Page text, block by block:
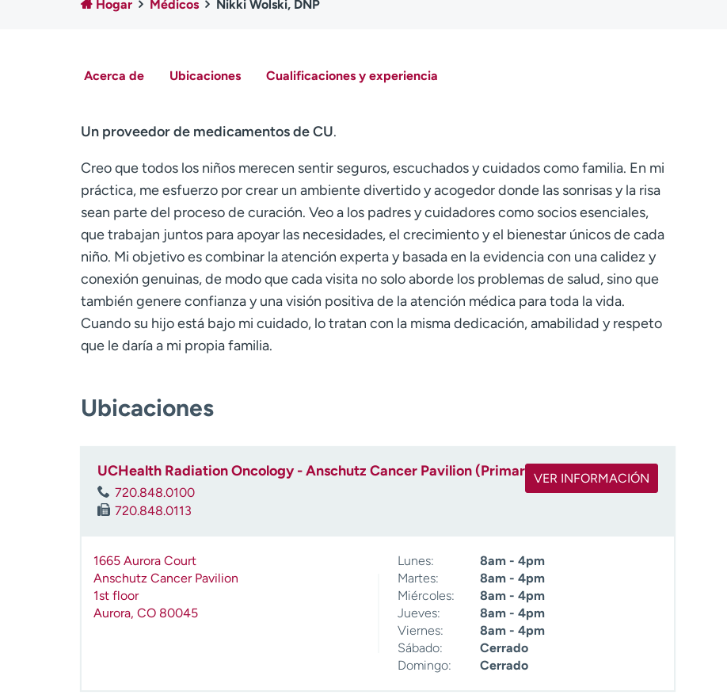
Hogar Médicos Nikki Wolski, DNP
Acerca de Ubicaciones Cualificaciones y experiencia
Un proveedor de medicamentos de CU.
Creo que todos los niños merecen sentir seguros, escuchados y cuidados como familia. En mi
práctica, me esfuerzo por crear un ambiente divertido y acogedor donde las sonrisas y la risa
sean parte del proceso de curación. Veo a los padres y cuidadores como socios esenciales,
que trabajan juntos para apoyar las necesidades, el crecimiento y el bienestar únicos de cada
niño. Mi objetivo es combinar la atención experta y basada en la evidencia con una calidez y
conexión genuinas, de modo que cada visita no solo aborde los problemas de salud, sino que
también genere confianza y una visión positiva de la atención médica para toda la vida.
Cuando su hijo está bajo mi cuidado, lo tratan con la misma dedicación, amabilidad y respeto
que le daría a mi propia familia.
Ubicaciones
UCHealth Radiation Oncology - Anschutz Cancer Pavilion (Primary)
720.848.0100
720.848.0113
VER INFORMACIÓN
1665 Aurora Court
Anschutz Cancer Pavilion
1st floor
Aurora, CO 80045
Lunes:
8am - 4pm
Martes:
8am - 4pm
Miércoles:
8am - 4pm
Jueves:
8am - 4pm
Viernes:
8am - 4pm
Sábado:
Cerrado
Domingo:
Cerrado